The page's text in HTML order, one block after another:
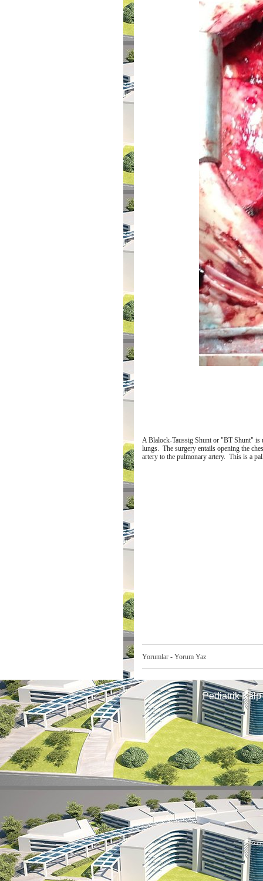
A Blalock-Taussig Shunt or "BT Shunt" is
lungs. The surgery entails opening the
artery to the pulmonary artery. This is a
Yorumlar - Yorum Yaz
Pediatrik